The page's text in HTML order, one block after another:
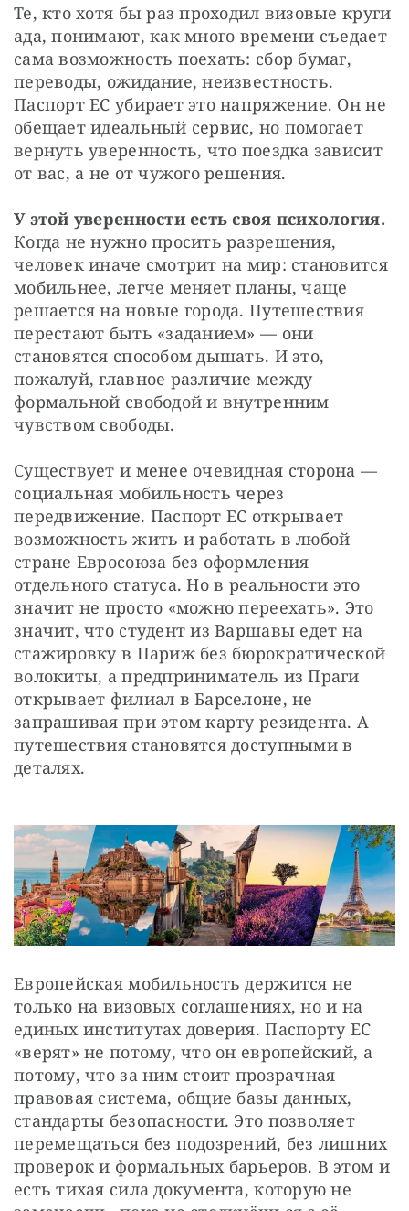
Те, кто хотя бы раз проходил визовые круги
ада, понимают, как много времени съедает
сама возможность поехать: сбор бумаг,
переводы, ожидание, неизвестность.
Паспорт ЕС убирает это напряжение. Он не
обещает идеальный сервис, но помогает
вернуть уверенность, что поездка зависит
от вас, а не от чужого решения.
У этой уверенности есть своя психология.
Когда не нужно просить разрешения,
человек иначе смотрит на мир: становится
мобильнее, легче меняет планы, чаще
решается на новые города. Путешествия
перестают быть «заданием» — они
становятся способом дышать. И это,
пожалуй, главное различие между
формальной свободой и внутренним
чувством свободы.
Существует и менее очевидная сторона —
социальная мобильность через
передвижение. Паспорт ЕС открывает
возможность жить и работать в любой
стране Евросоюза без оформления
отдельного статуса. Но в реальности это
значит не просто «можно переехать». Это
значит, что студент из Варшавы едет на
стажировку в Париж без бюрократической
волокиты, а предприниматель из Праги
открывает филиал в Барселоне, не
запрашивая при этом карту резидента. А
путешествия становятся доступными в
деталях.
Европейская мобильность держится не
только на визовых соглашениях, но и на
единых институтах доверия. Паспорту ЕС
«верят» не потому, что он европейский, а
потому, что за ним стоит прозрачная
правовая система, общие базы данных,
стандарты безопасности. Это позволяет
перемещаться без подозрений, без лишних
проверок и формальных барьеров. В этом и
есть тихая сила документа, которую не